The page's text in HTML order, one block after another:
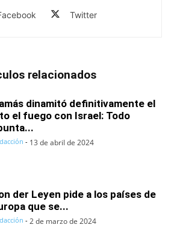
Twitter
relacionados
dinamitó definitivamente el
el fuego con Israel: Todo
- 13 de abril de 2024
der Leyen pide a los países de
que se...
- 2 de marzo de 2024